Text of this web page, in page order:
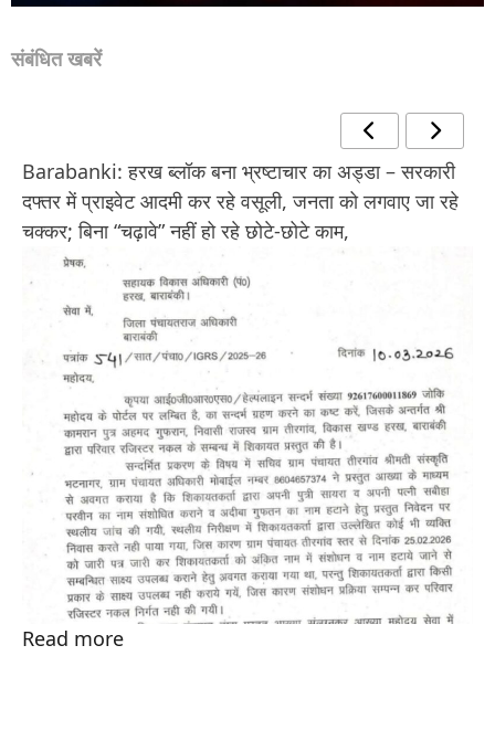
संबंधित खबरें
Barabanki: हरख ब्लॉक बना भ्रष्टाचार का अड्डा – सरकारी
दफ्तर में प्राइवेट आदमी कर रहे वसूली, जनता को लगवाए जा रहे
चक्कर; बिना “चढ़ावे” नहीं हो रहे छोटे-छोटे काम,
Read more